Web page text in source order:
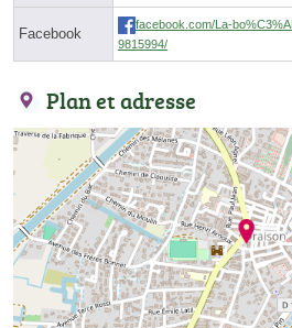
Facebook
facebook.com/La-
9815994/
Plan et adresse